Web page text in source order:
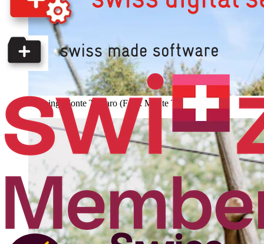
Jumping Monte Tamaro (Foto: Monte Tamaro)